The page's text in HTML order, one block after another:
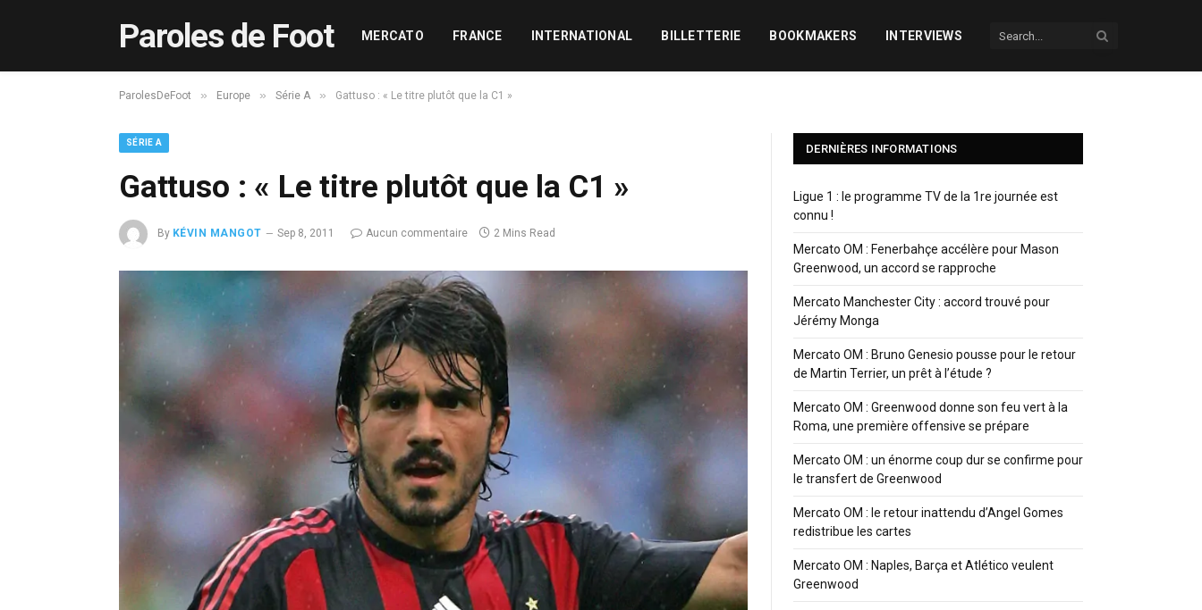
Paroles de Foot MERCATO FRANCE INTERNATIONAL BILLETTERIE BOOKMAKERS INTERVIEWS
ParolesDeFoot » Europe » Série A » Gattuso : « Le titre plutôt que la C1 »
SÉRIE A
Gattuso : « Le titre plutôt que la C1 »
By KÉVIN MANGOT Sep 8, 2011 Aucun commentaire 2 Mins Read
DERNIÈRES INFORMATIONS
Ligue 1 : le programme TV de la 1re journée est
connu !
Mercato OM : Fenerbahçe accélère pour Mason
Greenwood, un accord se rapproche
Mercato Manchester City : accord trouvé pour
Jérémy Monga
Mercato OM : Bruno Genesio pousse pour le retour
de Martin Terrier, un prêt à l’étude ?
Mercato OM : Greenwood donne son feu vert à la
Roma, une première offensive se prépare
Mercato OM : un énorme coup dur se confirme pour
le transfert de Greenwood
Mercato OM : le retour inattendu d’Angel Gomes
redistribue les cartes
Mercato OM : Naples, Barça et Atlético veulent
Greenwood